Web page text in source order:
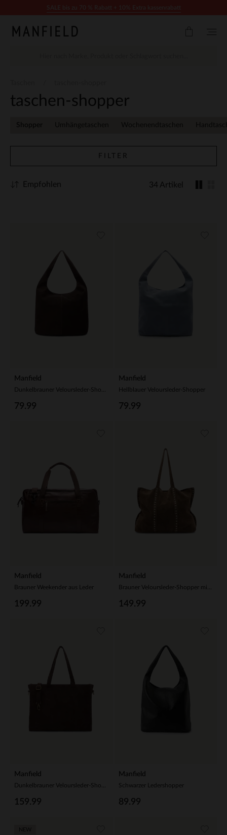
taschen-shopper
Shopper Umhängetaschen Wochenendtaschen
FILTER
34 Artikel
Empfohlen
Manfield
79.99
Manfield
Hellblauer Veloursleder-Shopper
79.99
Manfield
Brauner Weekender aus Leder
199.99
Manfield
149.99
Manfield
159.99
Manfield
Schwarzer Ledershopper
89.99